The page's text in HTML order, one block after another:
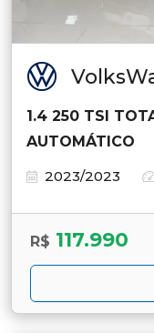
1.4 250 TSI
AUTOMÁTICO
2023/2023
R$ 117.990